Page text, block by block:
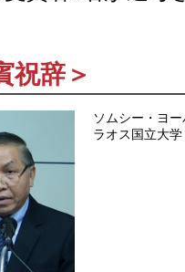
祝辞＞
ソムシー・ヨ
ラオス国立大学